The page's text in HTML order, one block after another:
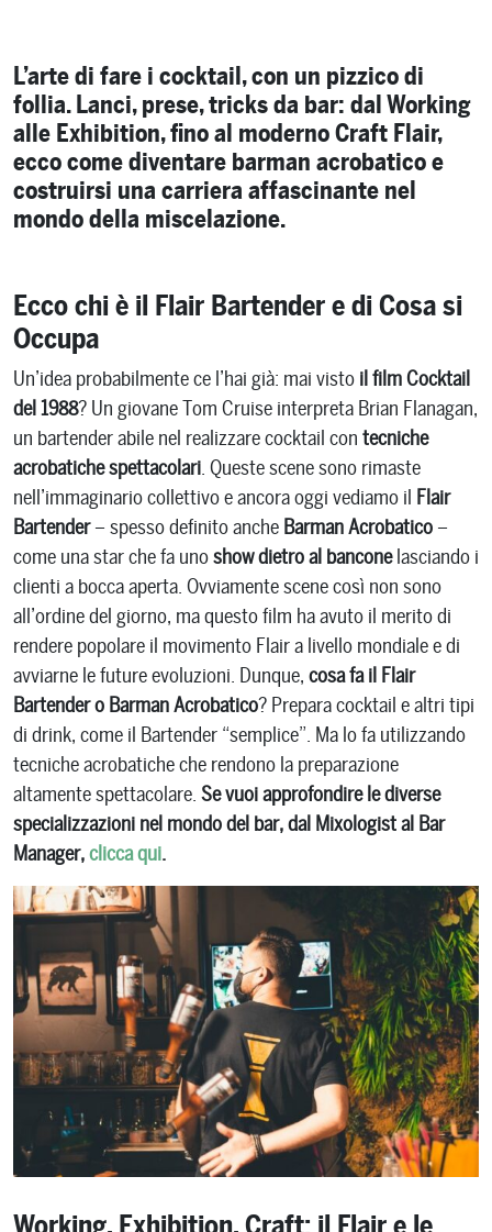
L’arte di fare i cocktail, con un pizzico di
follia. Lanci, prese, tricks da bar: dal Working
alle Exhibition, fino al moderno Craft Flair,
ecco come diventare barman acrobatico e
costruirsi una carriera affascinante nel
mondo della miscelazione.
Ecco chi è il Flair Bartender e di Cosa si
Occupa
Un’idea probabilmente ce l’hai già: mai visto il film Cocktail
del 1988? Un giovane Tom Cruise interpreta Brian Flanagan,
un bartender abile nel realizzare cocktail con tecniche
acrobatiche spettacolari . Queste scene sono rimaste
nell’immaginario collettivo e ancora oggi vediamo il Flair
Bartender– spesso definito anche Barman Acrobatico –
come una star che fa unoshow dietro al banconelasciando i
clienti a bocca aperta. Ovviamente scene così non sono
all’ordine del giorno, ma questo film ha avuto il merito di
rendere popolare il movimento Flair a livello mondiale e di
avviarne le future evoluzioni. Dunque, cosa fa il Flair
Bartender o Barman Acrobatico? Prepara cocktail e altri tipi
di drink, come il Bartender “semplice”. Ma lo fa utilizzando
tecniche acrobatiche che rendono la preparazione
altamente spettacolare. Se vuoi approfondire le diverse
specializzazioni nel mondo del bar, dal Mixologist al Bar
Manager,clicca qui.